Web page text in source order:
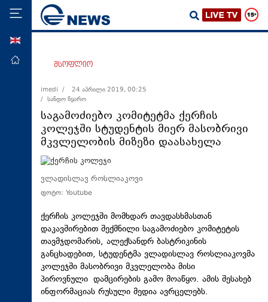
მთავარი
ეკონომიკა
მსოფლიო
ჯანდაცვა
საზოგადოება
სამართალი
რეგიონი
კულტურა
სპორტი
ტექნოლოგიები
ტაბლოიდი
მსოფლიო
imedi /
24 აპრილი 2019, 00:25
/ სანდო წყარო
საგამოძიებო კომიტეტმა ქერჩის
კოლეჯში სტუდენტის მიერ მასობრივი
მკვლელობის მიზეზი დაასახელა
ვლადისლავ როსლიაკოვი
ფოტო: Youtube
ქერჩის კოლეჯში მომხდარ თავდასხმასთან
დაკავშირებით შექმნილი საგამოძიებო კომიტეტის
თავმჯდომარის, ალექსანდრ ბასტრიკინის
განცხადებით, სტუდენტმა ვლადისლავ როსლიაკოვმა
კოლეჯში მასობრივი მკვლელობა მისი
პიროვნული დამცირების გამო მოაწყო. ამის შესახებ
ინფორმაციას რუსული მედია ავრცელებს.